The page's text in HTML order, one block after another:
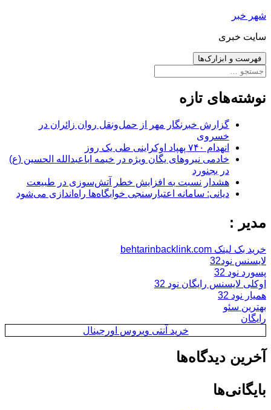
رفتن
نوشته‌ها
شهر خبر
سایت خبری
فهرست و ابزارک‌ها
جستجو
نوشته‌های تازه
گزارش خبرنگار مهر از حمل‌ونقل روان زائران در
خسروی
انهدام ۷۴۰ پهپاد اوکراینی طی یک روز
خادمی نیروهای یگان ویژه در خیمه اباعبدالله الحسین (ع)
در بجنورد
هشدار نسبت به افزایش خطر آتش‌سوزی در طبیعت
دیانی: سامانه اعتبارسنجی خوابگاه‌ها راه‌اندازی می‌شود
مدیر :
خرید بک لینک behtarinbacklink.com
لایسنس نود32
پسورد نود 32
اوکلی لایسنس رایگان نود 32
همیار نود 32
بهترین سئو
رایگان
خرید آنتی ویروس اورجینال
آخرین دیدگاه‌ها
بایگانی‌ها